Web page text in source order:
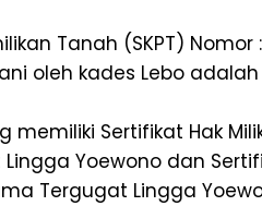
Tanah (SKPT) Nomor :
oleh kades Lebo adalah
Sertifikat Hak
Yoewono dan
Tergugat Lingga